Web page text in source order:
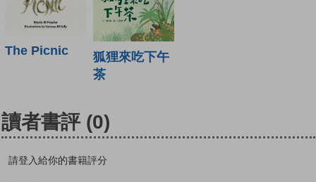
The Picnic
狐狸來吃下午
茶
讀者書評 (0)
請登入給你的書籍評分